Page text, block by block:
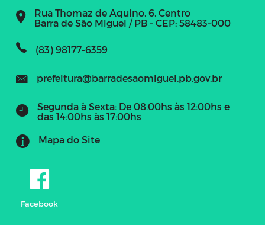
Rua Thomaz de Aquino, 6, Centro
Barra de São Miguel / PB - CEP: 58483-000
(83) 98177-6359
prefeitura@barradesaomiguel.pb.gov.br
Segunda à Sexta: De 08:00hs às 12:00hs e
das 14:00hs às 17:00hs
Mapa do Site
Facebook